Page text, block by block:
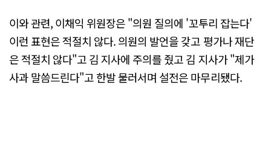
이와 관련, 이채익 위원장은 "의원 질의에 '꼬투리 잡는다'
이런 표현은 적절치 않다. 의원의 발언을 갖고 평가나 재단
은 적절치 않다"고 김 지사에 주의를 줬고 김 지사가 "제가
사과 말씀드린다"고 한발 물러서며 설전은 마무리됐다.